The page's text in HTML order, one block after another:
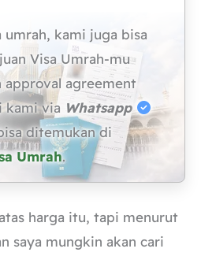
umrah, kami juga bisa
Visa Umrah-mu
approval agreement
kami via Whatsapp
ditemukan di
Umrah.
harga itu, tapi menurut
saya mungkin akan cari